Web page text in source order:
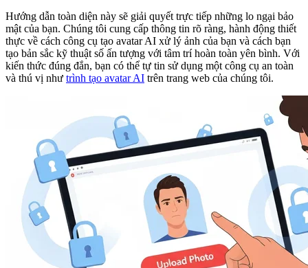
Hướng dẫn toàn diện này sẽ giải quyết trực tiếp những lo ngại bảo
mật của bạn. Chúng tôi cung cấp thông tin rõ ràng, hành động thiết
thực về cách công cụ tạo avatar AI xử lý ảnh của bạn và cách bạn
tạo bản sắc kỹ thuật số ấn tượng với tâm trí hoàn toàn yên bình. Với
kiến thức đúng đắn, bạn có thể tự tin sử dụng một công cụ an toàn
và thú vị như trình tạo avatar AI trên trang web của chúng tôi.